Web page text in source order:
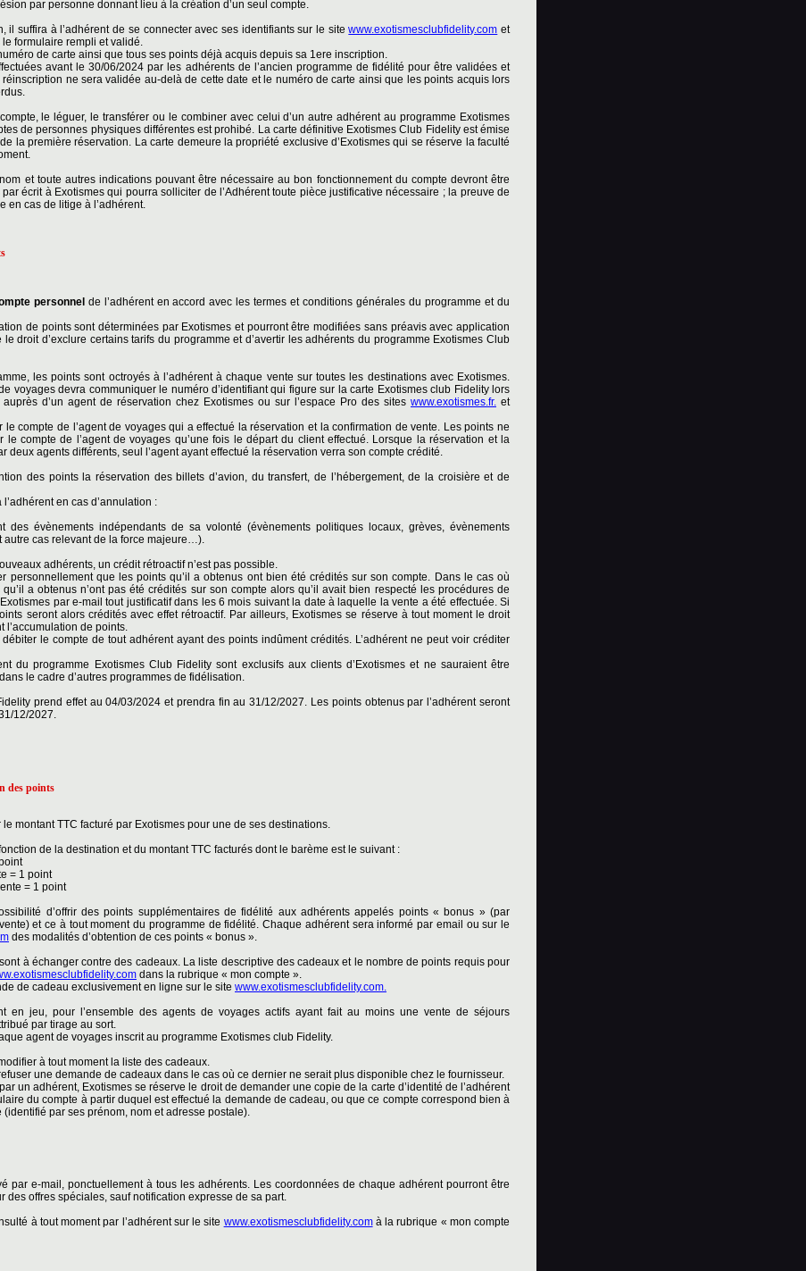
par personne donnant lieu à la création d’un seul compte.
il suffira à l’adhérent de se connecter avec ses identifiants sur le sitewww.exotismesclubfidelity.com et
formulaire rempli et validé.
de carte ainsi que tous ses points déjà acquis depuis sa 1ere inscription.
avant le 30/06/2024 par les adhérents de l’ancien programme de fidélité pour être validées et
ne sera validée au-delà de cette date et le numéro de carte ainsi que les points acquis lors
le léguer, le transférer ou le combiner avec celui d’un autre adhérent au programme Exotismes
de personnes physiques différentes est prohibé. La carte définitive Exotismes Club Fidelity est émise
la première réservation. La carte demeure la propriété exclusive d’Exotismes qui se réserve la faculté
et toute autres indications pouvant être nécessaire au bon fonctionnement du compte devront être
écrit à Exotismes qui pourra solliciter de l’Adhérent toute pièce justificative nécessaire ; la preuve de
en cas de litige à l’adhérent.
personnel de l’adhérent en accord avec les termes et conditions générales du programme et du
de points sont déterminées par Exotismes et pourront être modifiées sans préavis avec application
droit d’exclure certains tarifs du programme et d’avertir les adhérents du programme Exotismes Club
les points sont octroyés à l’adhérent à chaque vente sur toutes les destinations avec Exotismes.
voyages devra communiquer le numéro d’identifiant qui figure sur la carte Exotismes club Fidelity lors
d’un agent de réservation chez Exotismes ou sur l’espace Pro des sites www.exotismes.fr. et
le compte de l’agent de voyages qui a effectué la réservation et la confirmation de vente. Les points ne
le compte de l’agent de voyages qu’une fois le départ du client effectué. Lorsque la réservation et la
deux agents différents, seul l’agent ayant effectué la réservation verra son compte crédité.
des points la réservation des billets d’avion, du transfert, de l’hébergement, de la croisière et de
en cas d’annulation :
des évènements indépendants de sa volonté (évènements politiques locaux, grèves, évènements
autre cas relevant de la force majeure…).
adhérents, un crédit rétroactif n’est pas possible.
personnellement que les points qu’il a obtenus ont bien été crédités sur son compte. Dans le cas où
a obtenus n’ont pas été crédités sur son compte alors qu’il avait bien respecté les procédures de
par e-mail tout justificatif dans les 6 mois suivant la date à laquelle la vente a été effectuée. Si
seront alors crédités avec effet rétroactif. Par ailleurs, Exotismes se réserve à tout moment le droit
l’accumulation de points.
le compte de tout adhérent ayant des points indûment crédités. L’adhérent ne peut voir créditer
du programme Exotismes Club Fidelity sont exclusifs aux clients d’Exotismes et ne sauraient être
le cadre d’autres programmes de fidélisation.
prend effet au 04/03/2024 et prendra fin au 31/12/2027. Les points obtenus par l’adhérent seront
12/2027.
des points
montant TTC facturé par Exotismes pour une de ses destinations.
de la destination et du montant TTC facturés dont le barème est le suivant :
= 1 point
= 1 point
d’offrir des points supplémentaires de fidélité aux adhérents appelés points « bonus » (par
et ce à tout moment du programme de fidélité. Chaque adhérent sera informé par email ou sur le
des modalités d’obtention de ces points « bonus ».
à échanger contre des cadeaux. La liste descriptive des cadeaux et le nombre de points requis pour
dans la rubrique « mon compte ».
de cadeau exclusivement en ligne sur le site www.exotismesclubfidelity.com.
en jeu, pour l’ensemble des agents de voyages actifs ayant fait au moins une vente de séjours
par tirage au sort.
agent de voyages inscrit au programme Exotismes club Fidelity.
à tout moment la liste des cadeaux.
une demande de cadeaux dans le cas où ce dernier ne serait plus disponible chez le fournisseur.
un adhérent, Exotismes se réserve le droit de demander une copie de la carte d’identité de l’adhérent
du compte à partir duquel est effectué la demande de cadeau, ou que ce compte correspond bien à
par ses prénom, nom et adresse postale).
par e-mail, ponctuellement à tous les adhérents. Les coordonnées de chaque adhérent pourront être
des offres spéciales, sauf notification expresse de sa part.
à tout moment par l’adhérent sur le site www.exotismesclubfidelity.comà la rubrique « mon compte